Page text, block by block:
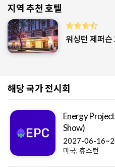
지역 추천 호텔
워싱턴 제퍼슨
해당 국가 전시회
Energy
Show)
2027-06-
미국, 휴스턴